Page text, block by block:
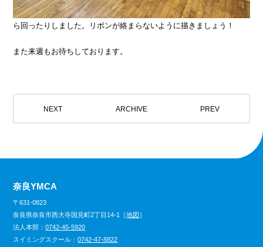
ら回ったりしました。リボンが絡まらないように描きましょう！
また来週もお待ちしております。
NEXT ARCHIVE PREV
奈良YMCA
〒631-0823
奈良県奈良市西大寺国見町2丁目14-1［地図］
法人本部：0742-45-5920
スイミングスクール：0742-47-8822